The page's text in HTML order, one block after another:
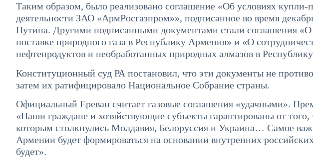
Таким образом, было реализовано соглашение «Об условиях
деятельности ЗАО «АрмРосгазпром»», подписанное во время
Путина. Другими подписанными документами стали соглашения
поставке природного газа в Республику Армения» и «О
нефтепродуктов и необработанных природных алмазов в
Конституционный суд РА постановил, что эти документы не
затем их ратифицировало Национальное Собрание страны.
Официальный Ереван считает газовые соглашения «удачными».
«Наши граждане и хозяйствующие субъекты гарантированы от того,
которым столкнулись Молдавия, Белоруссия и Украина… Самое
Армении будет формироваться на основании внутренних
будет».